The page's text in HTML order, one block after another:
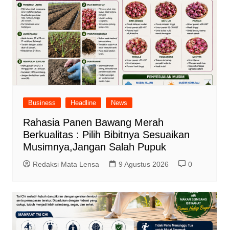
Business Headline News
Rahasia Panen Bawang Merah
Berkualitas : Pilih Bibitnya Sesuaikan
Musimnya,Jangan Salah Pupuk
Redaksi Mata Lensa 9 Agustus 2026 0